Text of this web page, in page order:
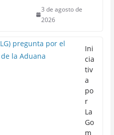
3 de agosto de
2026
Ini
cia
tiv
a
po
r
La
Go
m